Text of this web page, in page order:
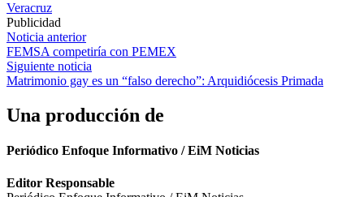
Veracruz
Publicidad
Navegación
de
entradas
Noticia anterior
FEMSA competiría con PEMEX
Siguiente noticia
Matrimonio gay es un “falso derecho”: Arquidiócesis Primada
Una producción de
Periódico Enfoque Informativo / EiM Noticias
Editor Responsable